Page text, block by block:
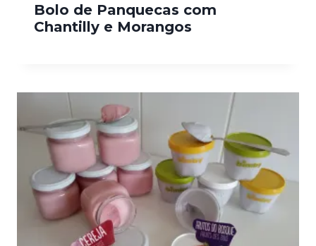
Bolo de Panquecas com
Chantilly e Morangos